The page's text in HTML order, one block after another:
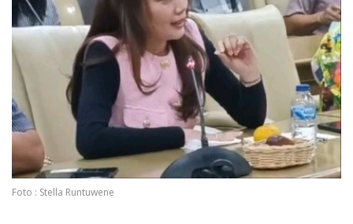
Foto : Stella Runtuwene